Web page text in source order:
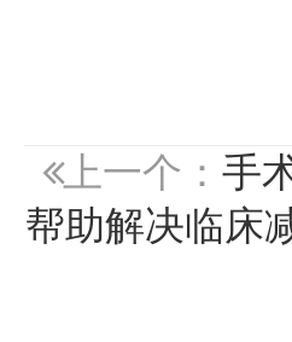
上一个： 手
帮助解决临床